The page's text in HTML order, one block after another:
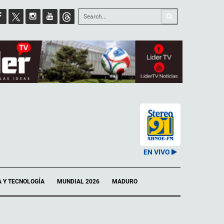
EN VIVO
Y TECNOLOGÍA MUNDIAL 2026 MADURO